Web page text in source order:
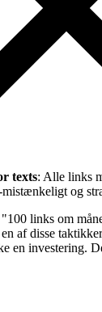
texts: Alle links
og
links om
af disse
en investering.